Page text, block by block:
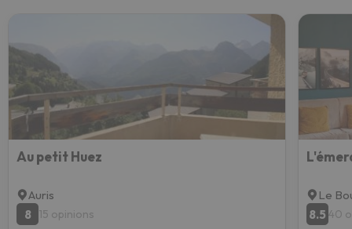
Au petit Huez
Auris
8
15 opinions
Le
8.5 40